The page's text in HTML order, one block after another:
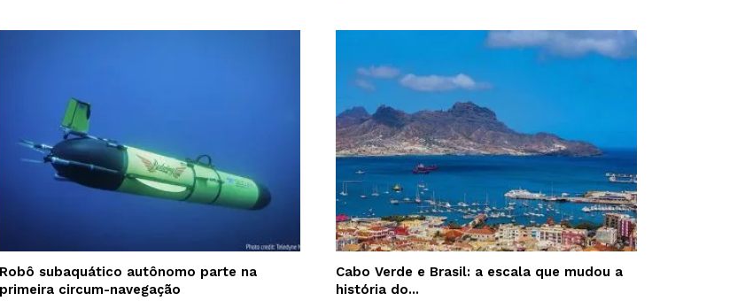
Robô subaquático autônomo parte na
primeira circum-navegação
Cabo Verde e Brasil: a escala que mudou a
história do...